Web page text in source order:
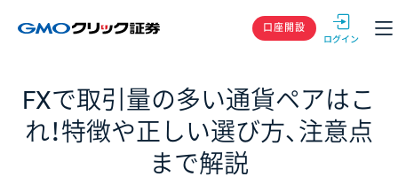
GMOクリック
口座開設
FXで取引量の多い通貨ペアはこ
れ！特徴や正しい選び方、注意点
まで解説